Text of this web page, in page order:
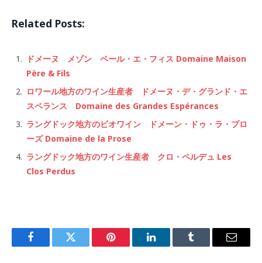
Related Posts:
ドメーヌ メゾン ペール・エ・フィス Domaine Maison
Père & Fils
ロワール地方のワイン生産者 ドメーヌ・デ・グランド・エ
スペランス Domaine des Grandes Espérances
ラングドック地方のビオワイン ドメーン・ドゥ・ラ・プロ
ーズ Domaine de la Prose
ラングドック地方のワイン生産者 クロ・ペルデュ Les
Clos Perdus
FacebookTwitter Pinterest LinkedInTumblr Email